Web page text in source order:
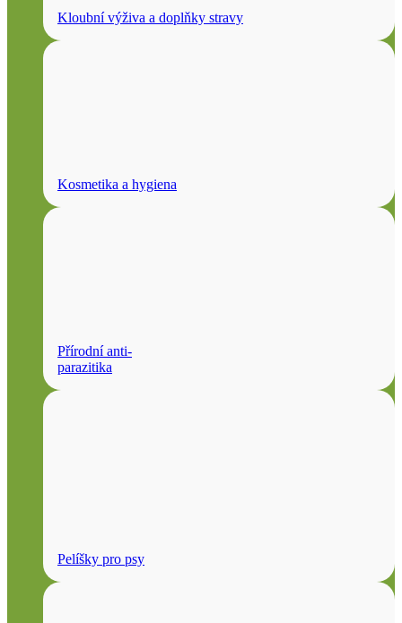
Kloubní výživa a doplňky stravy
Kosmetika a hygiena
Přírodní anti-
parazitika
Pelíšky pro psy